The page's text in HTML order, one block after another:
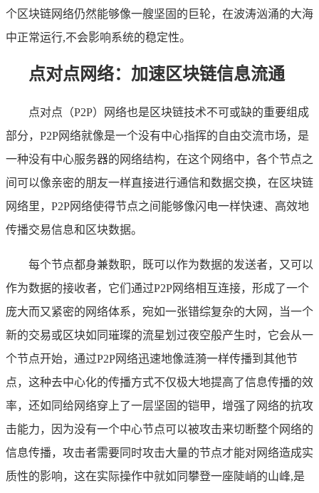
个区块链网络仍然能够像一艘坚固的巨轮，在波涛汹涌的大海
中正常运行,不会影响系统的稳定性。
点对点网络：加速区块链信息流通
点对点（P2P）网络也是区块链技术不可或缺的重要组成
部分，P2P网络就像是一个没有中心指挥的自由交流市场，是
一种没有中心服务器的网络结构，在这个网络中，各个节点之
间可以像亲密的朋友一样直接进行通信和数据交换，在区块链
网络里，P2P网络使得节点之间能够像闪电一样快速、高效地
传播交易信息和区块数据。
每个节点都身兼数职，既可以作为数据的发送者，又可以
作为数据的接收者，它们通过P2P网络相互连接，形成了一个
庞大而又紧密的网络体系，宛如一张错综复杂的大网，当一个
新的交易或区块如同璀璨的流星划过夜空般产生时，它会从一
个节点开始，通过P2P网络迅速地像涟漪一样传播到其他节
点，这种去中心化的传播方式不仅极大地提高了信息传播的效
率，还如同给网络穿上了一层坚固的铠甲，增强了网络的抗攻
击能力，因为没有一个中心节点可以被攻击来切断整个网络的
信息传播，攻击者需要同时攻击大量的节点才能对网络造成实
质性的影响，这在实际操作中就如同攀登一座陡峭的山峰,是